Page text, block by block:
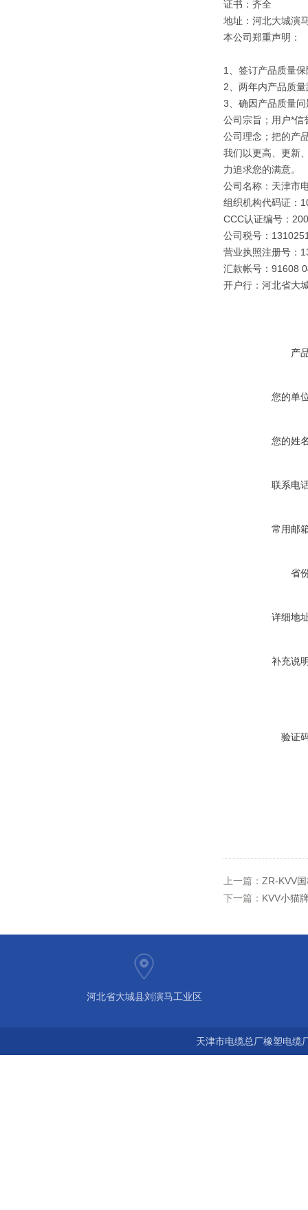
证书：齐全
地址：河北大城演
本公司郑重声明：
1、签订产品质量
2、两年内产品质
3、确因产品质量
公司宗旨；用户*信
公司理念；把的产
我们以更高、更新
力追求您的满意。
公司名称：天津市
组织机构代码证：
CCC认证编号：
公司税号：
营业执照注册号：
汇款帐号：91608
开户行：河北省大
产
您的单
您的姓
联系电
常用邮
省
详细地
补充说
验证
上一篇： ZR-KVV
下一篇： KVV小猫
河北省大城县刘演马工业区
天津市电缆总厂橡塑电